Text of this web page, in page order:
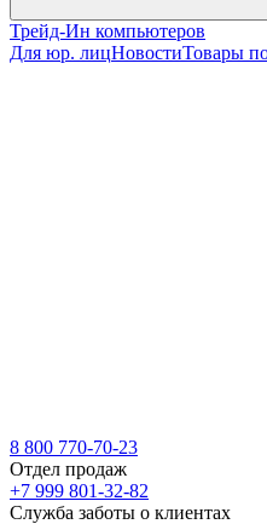
Трейд-Ин компьютеров
Для юр. лицНовостиТовары
8 800 770-70-23
Отдел продаж
+7 999 801-32-82
Служба заботы о клиентах